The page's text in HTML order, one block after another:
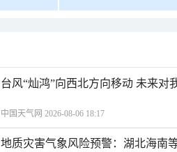
台风“灿鸿”向西北方向移动 未来对
中国天气网 2026-08-06 18:17
地质灾害气象风险预警：湖北海南